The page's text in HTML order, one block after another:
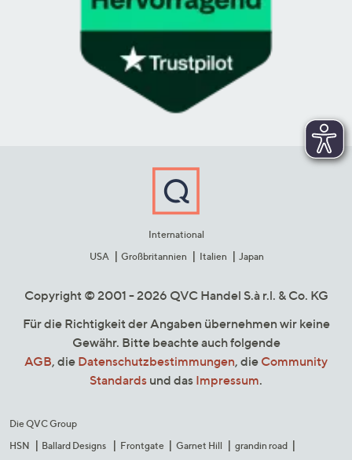
International
USA
Großbritannien Italien Japan
Copyright © 2001 - 2026 QVC Handel S.à r.l. & Co. KG
Für die Richtigkeit der Angaben übernehmen wir keine
Gewähr. Bitte beachte auch folgende
AGB, die Datenschutzbestimmungen, die Community
Standards und das Impressum.
Die QVC Group
HSN
Ballard Designs Frontgate Garnet Hill
grandin road